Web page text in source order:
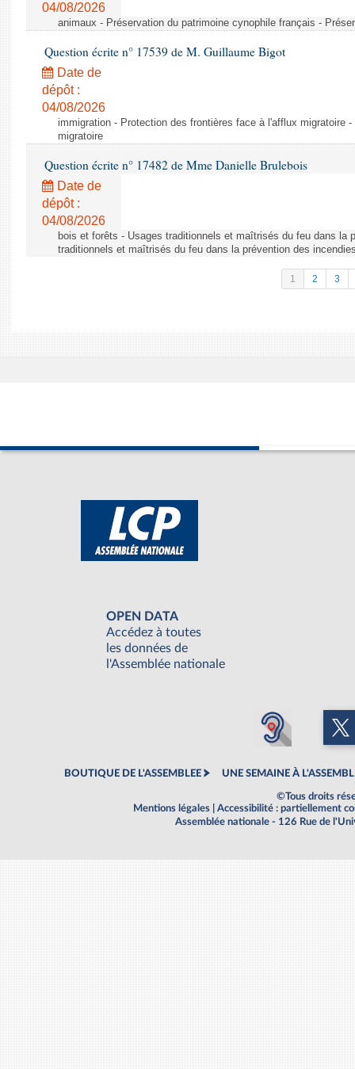
04/08/2026
animaux - Préservation du patrimoine cynophile français -
Question écrite n° 17539 de M. Guillaume Bigot
Date de
dépôt :
04/08/2026
immigration - Protection des frontières face à l'afflux migratoire
migratoire
Question écrite n° 17482 de Mme Danielle Brulebois
Date de
dépôt :
04/08/2026
bois et forêts - Usages traditionnels et maîtrisés du feu dans la
traditionnels et maîtrisés du feu dans la prévention des
1 2 3
OPEN DATA
Accédez à toutes
les données de
l'Assemblée nationale
BOUTIQUE DE L'ASSEMBLEE UNE SEMAINE À
©Tous droits
Mentions légales
Accessibilité : partiellement
Assemblée nationale - 126 Rue de